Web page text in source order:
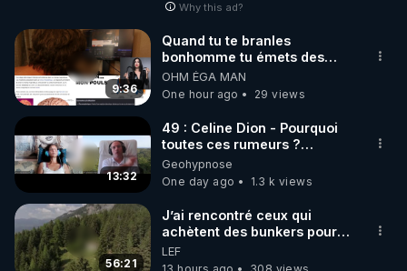
Why this ad?
9:36
Quand tu te branles
bonhomme tu émets des
ondes ils ont juste omis de
t'expliquer
OHM ÉGA MAN
One hour ago
29 views
13:32
49 : Celine Dion - Pourquoi
toutes ces rumeurs ?
Enquête sous hypnose
Geohypnose
One day ago
1.3 k views
56:21
J’ai rencontré ceux qui
achètent des bunkers pour
survivre à la fin du monde
LEF